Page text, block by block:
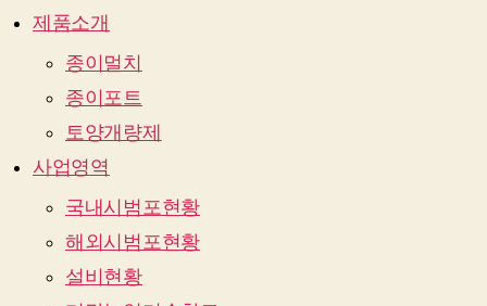
제품소개
종이멀치
종이포트
토양개량제
사업영역
국내시범포현황
해외시범포현황
설비현황